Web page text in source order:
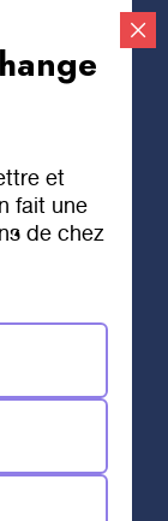
don
et
fait une
de chez